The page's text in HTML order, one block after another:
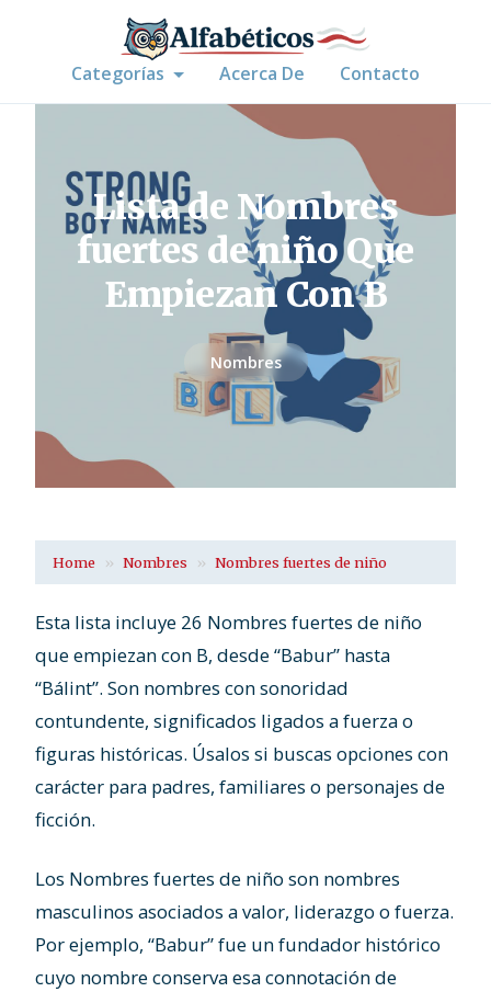
Categorías Acerca De Contacto
Lista de Nombres
fuertes de niño Que
Empiezan Con B
Nombres
Home Nombres Nombres fuertes de niño
Esta lista incluye 26 Nombres fuertes de niño
que empiezan con B, desde “Babur” hasta
“Bálint”. Son nombres con sonoridad
contundente, significados ligados a fuerza o
figuras históricas. Úsalos si buscas opciones con
carácter para padres, familiares o personajes de
ficción.
Los Nombres fuertes de niño son nombres
masculinos asociados a valor, liderazgo o fuerza.
Por ejemplo, “Babur” fue un fundador histórico
cuyo nombre conserva esa connotación de